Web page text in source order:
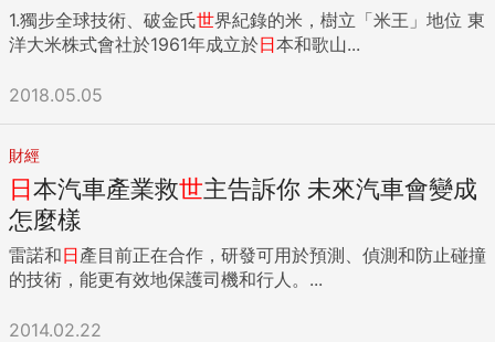
1.獨步全球技術、破金氏世界紀錄的米，樹立「米王」地位 東
洋大米株式會社於1961年成立於日本和歌山...
2018.05.05
財經
日本汽車產業救世主告訴你 未來汽車會變成
怎麼樣
雷諾和日產目前正在合作，研發可用於預測、偵測和防止碰撞
的技術，能更有效地保護司機和行人。...
2014.02.22